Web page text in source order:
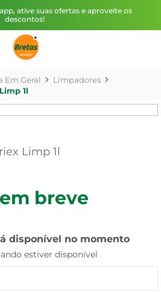
ative suas ofertas e aproveite os
descontos!
Em Geral
Limpadores
1l
Limp 1l
breve
disponível no momento
estiver disponível